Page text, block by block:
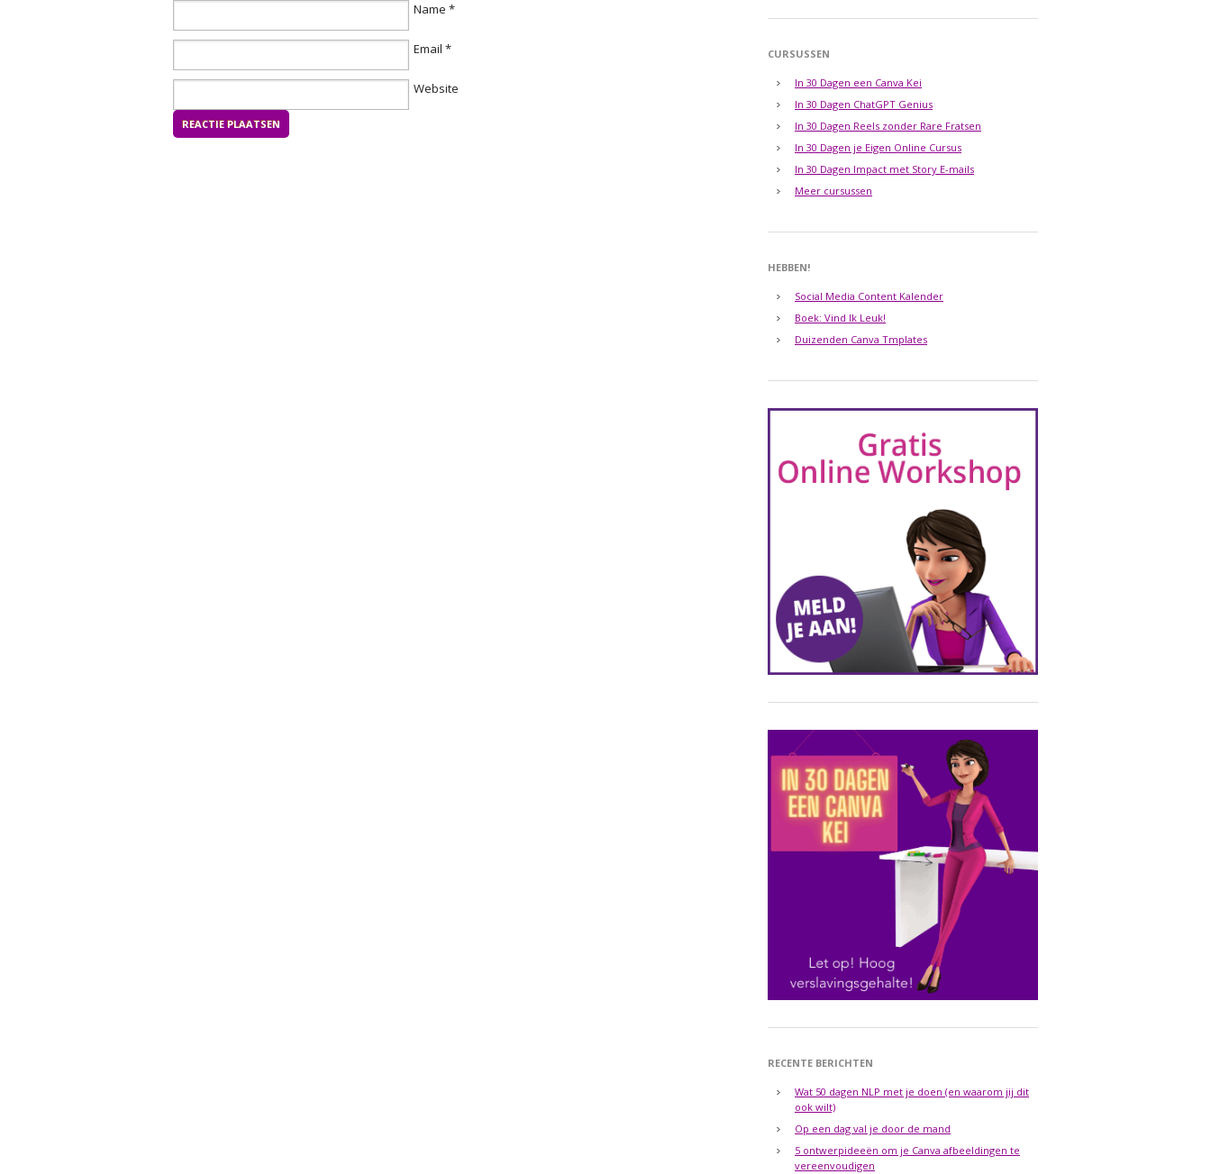
Name *
Email *
Website
CURSUSSEN
In 30 Dagen een Canva Kei
In 30 Dagen ChatGPT Genius
In 30 Dagen Reels zonder Rare Fratsen
In 30 Dagen je Eigen Online Cursus
In 30 Dagen Impact met Story E-mails
Meer cursussen
HEBBEN!
Social Media Content Kalender
Boek: Vind Ik Leuk!
Duizenden Canva Tmplates
RECENTE BERICHTEN
Wat 50 dagen NLP met je doen (en waarom jij dit
ook wilt)
Op een dag val je door de mand
5 ontwerpideeën om je Canva afbeeldingen te
vereenvoudigen